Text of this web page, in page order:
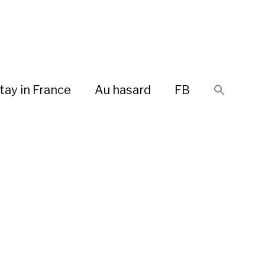
in France Au hasard FB